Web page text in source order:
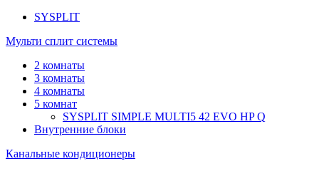
SYSPLIT
Мульти сплит системы
2 комнаты
3 комнаты
4 комнаты
5 комнат
SYSPLIT SIMPLE MULTI5 42 EVO HP Q
Внутренние блоки
Канальные кондиционеры